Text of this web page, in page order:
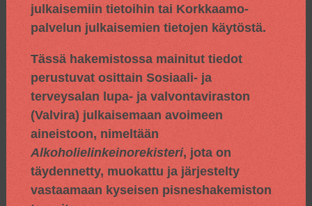
julkaisemiin tietoihin tai Korkkaamo-
palvelun julkaisemien tietojen käytöstä.
Tässä hakemistossa mainitut tiedot
perustuvat osittain Sosiaali- ja
terveysalan lupa- ja valvontaviraston
(Valvira) julkaisemaan avoimeen
aineistoon, nimeltään
Alkoholielinkeinorekisteri, jota on
täydennetty, muokattu ja järjestelty
vastaamaan kyseisen pisneshakemiston